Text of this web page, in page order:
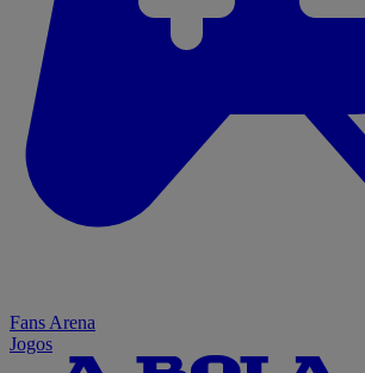
Fans Arena
Jogos